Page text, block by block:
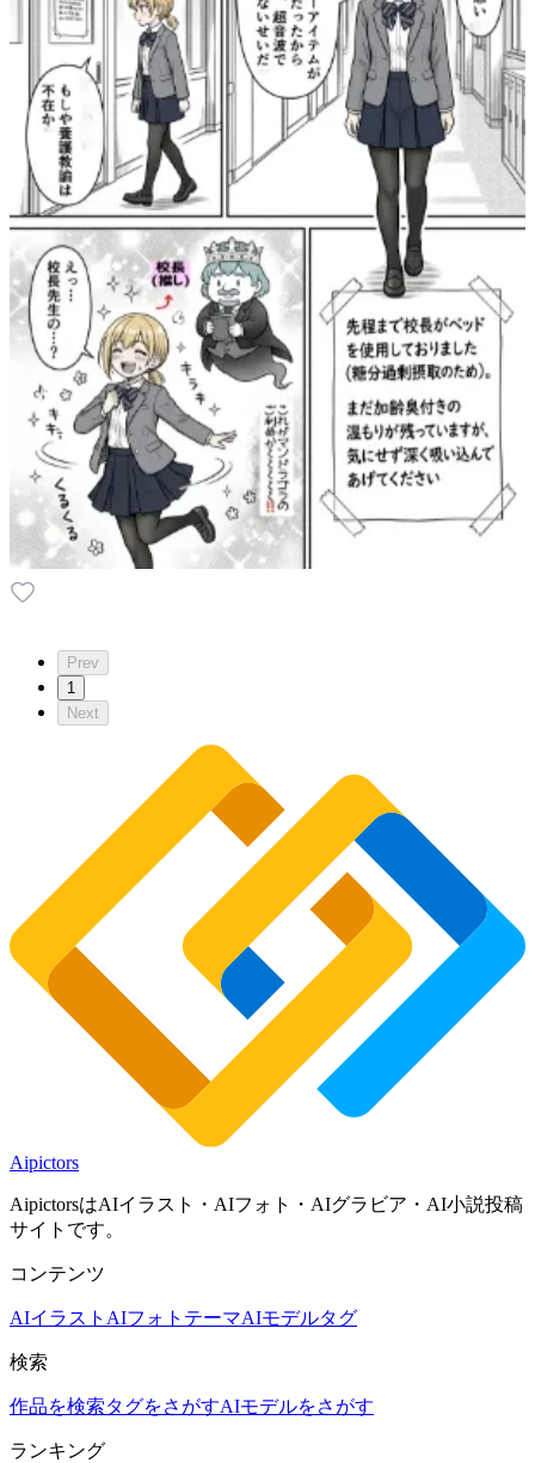
Prev
1
Next
Aipictors
AipictorsはAIイラスト・AIフォト・AIグラビア・AI小説投稿
サイトです。
コンテンツ
AIイラスト AIフォト テーマAIモデルタグ
検索
作品を検索タグをさがすAIモデルをさがす
ランキング